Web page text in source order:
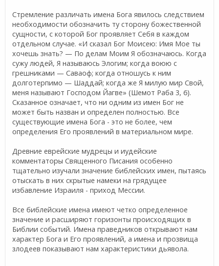
Стремление различать имена Бога явилось следствием
необходимости обозначить ту сторону божественной
сущности, с которой Бог проявляет Себя в каждом
отдельном случае. «И сказал Бог Моисею: Имя Мое ты
хочешь знать? — По делам Моим Я обозначаюсь. Когда
сужу людей, Я называюсь Элогим; когда воюю с
грешниками — Саваоф; когда отношусь к ним
долготерпимо — Шаддай; когда же Я милую мир Свой,
меня называют Господом Йагве» (Шемот Раба 3, 6).
Сказанное означает, что ни одним из имен Бог не
может быть назван и определен полностью. Все
существующие имена Бога - это не более, чем
определения Его проявлений в материальном мире.
Древние еврейские мудрецы и иудейские
комментаторы Священного Писания особенно
тщательно изучали значение библейских имен, пытаясь
отыскать в них скрытые намеки на грядущее
избавление Израиля - приход Мессии.
Все библейские имена имеют четко определенное
значение и расширяют горизонты происходящих в
Библии событий. Имена праведников открывают нам
характер Бога и Его проявлений, а имена и прозвища
злодеев показывают нам характеристики дьявола.